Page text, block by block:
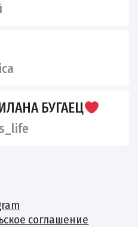
БУГАЕЦ
соглашение